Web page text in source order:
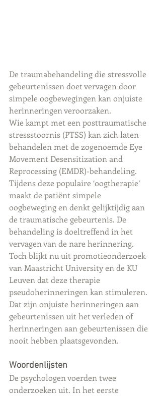
De traumabehandeling die stressvolle
gebeurtenissen doet vervagen door
simpele oogbewegingen kan onjuiste
herinneringen veroorzaken.
Wie kampt met een posttraumatische
stressstoornis (PTSS) kan zich laten
behandelen met de zogenoemde Eye
Movement Desensitization and
Reprocessing (EMDR)-behandeling.
Tijdens deze populaire ‘oogtherapie’
maakt de patiënt simpele
oogbeweging en denkt gelijktijdig aan
de traumatische gebeurtenis. De
behandeling is doeltreffend in het
vervagen van de nare herinnering.
Toch blijkt nu uit promotieonderzoek
van Maastricht University en de KU
Leuven dat deze therapie
pseudoherinneringen kan stimuleren.
Dat zijn onjuiste herinneringen aan
gebeurtenissen uit het verleden of
herinneringen aan gebeurtenissen die
nooit hebben plaatsgevonden.
Woordenlijsten
De psychologen voerden twee
onderzoeken uit. In het eerste